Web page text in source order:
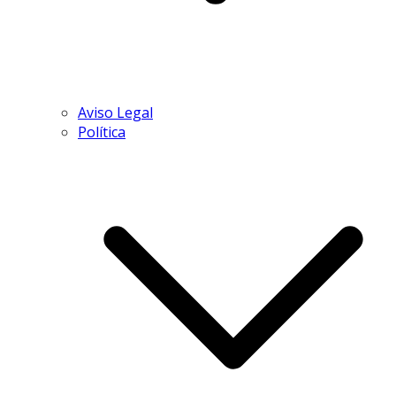
Aviso Legal
Política